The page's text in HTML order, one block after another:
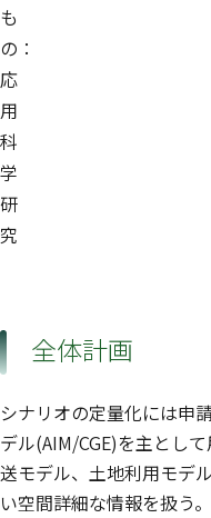
も
の：
応
用
科
学
研
究
全体計画
シナリオの定量化には申
デル(AIM/CGE)を主とし
送モデル、土地利用モデ
い空間詳細な情報を扱う